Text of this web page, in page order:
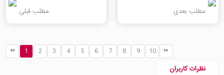
مطلب بعدی
مطلب قبلی
1 2 3 4 5 6 7 8 9 10
نظرات کاربران